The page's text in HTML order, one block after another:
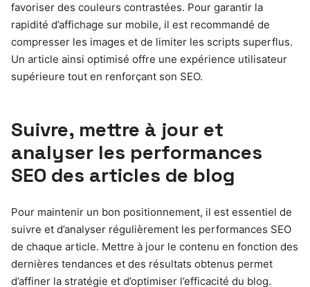
favoriser des couleurs contrastées. Pour garantir la
rapidité d’affichage sur mobile, il est recommandé de
compresser les images et de limiter les scripts superflus.
Un article ainsi optimisé offre une expérience utilisateur
supérieure tout en renforçant son SEO.
Suivre, mettre à jour et
analyser les performances
SEO des articles de blog
Pour maintenir un bon positionnement, il est essentiel de
suivre et d’analyser régulièrement les performances SEO
de chaque article. Mettre à jour le contenu en fonction des
dernières tendances et des résultats obtenus permet
d’affiner la stratégie et d’optimiser l’efficacité du blog.